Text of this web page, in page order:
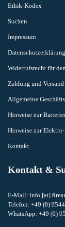
Ethik-Kodex
Suchen
Impressum
Datenschutzerklärung
Widerrufsrecht für
Zahlung und Versand
Allgemeine
Hinweise zur
Hinweise zur
Kontakt
Kontakt &
E-Mail: info [at]
Telefon: +49 (0)
WhatsApp: +49 (0)
Widerrufsrecht